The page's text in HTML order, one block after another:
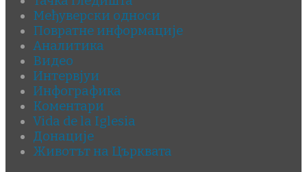
Међуверски односи
Повратне информације
Аналитика
Видео
Интервјуи
Инфографика
Коментари
Vida de la Iglesia
Донације
Животът на Църквата